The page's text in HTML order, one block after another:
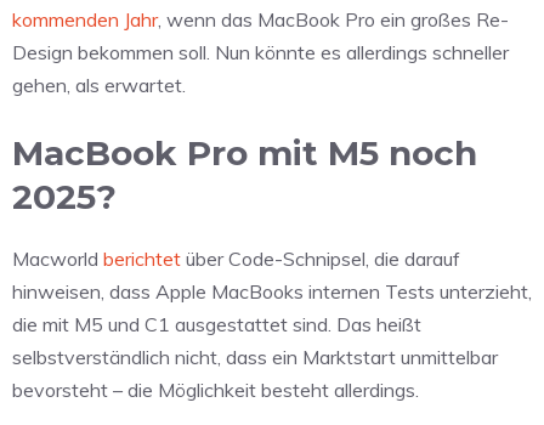
kommenden Jahr, wenn das MacBook Pro ein großes Re-
Design bekommen soll. Nun könnte es allerdings schneller
gehen, als erwartet.
MacBook Pro mit M5 noch
2025?
Macworld berichtet über Code-Schnipsel, die darauf
hinweisen, dass Apple MacBooks internen Tests unterzieht,
die mit M5 und C1 ausgestattet sind. Das heißt
selbstverständlich nicht, dass ein Marktstart unmittelbar
bevorsteht – die Möglichkeit besteht allerdings.